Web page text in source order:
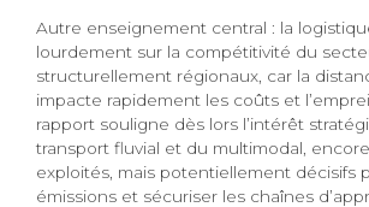
Autre enseignement central : la
lourdement sur la compétitivité du
structurellement régionaux, car la
impacte rapidement les coûts et
rapport souligne dès lors l’intérêt
transport fluvial et du multimodal,
exploités, mais potentiellement décisifs
émissions et sécuriser les chaînes